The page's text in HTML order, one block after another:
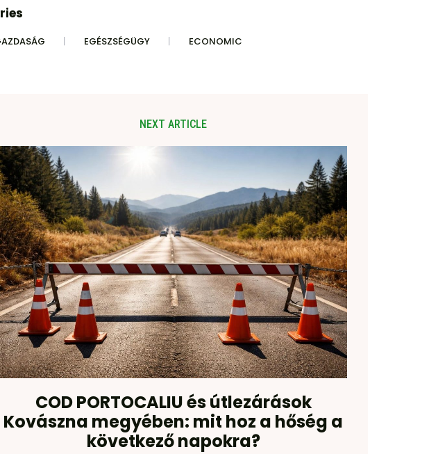
EGÉSZSÉGÜGY ECONOMIC
NEXT ARTICLE
COD PORTOCALIU és útlezárások
Kovászna megyében: mit hoz a hőség a
következő napokra?